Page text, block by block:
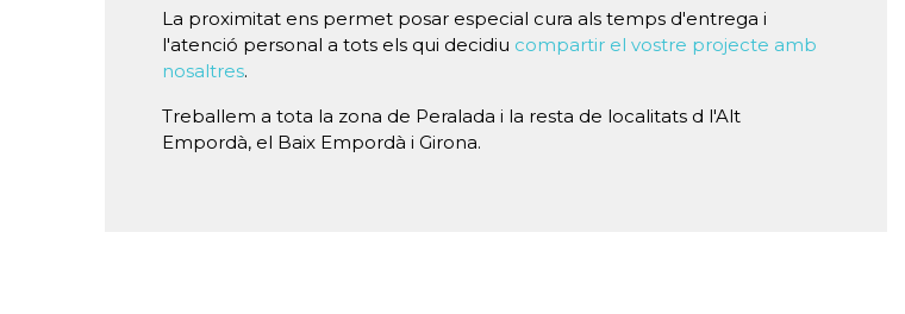
La proximitat ens permet posar especial cura als temps d'entrega i
l'atenció personal a tots els qui decidiu compartir el vostre projecte amb
nosaltres.
Treballem a tota la zona de Peralada i la resta de localitats d l'Alt
Empordà, el Baix Empordà i Girona.